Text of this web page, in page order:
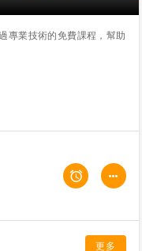
專業技術的免費課程，幫助
更多